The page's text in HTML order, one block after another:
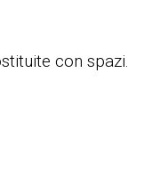
con spazi.